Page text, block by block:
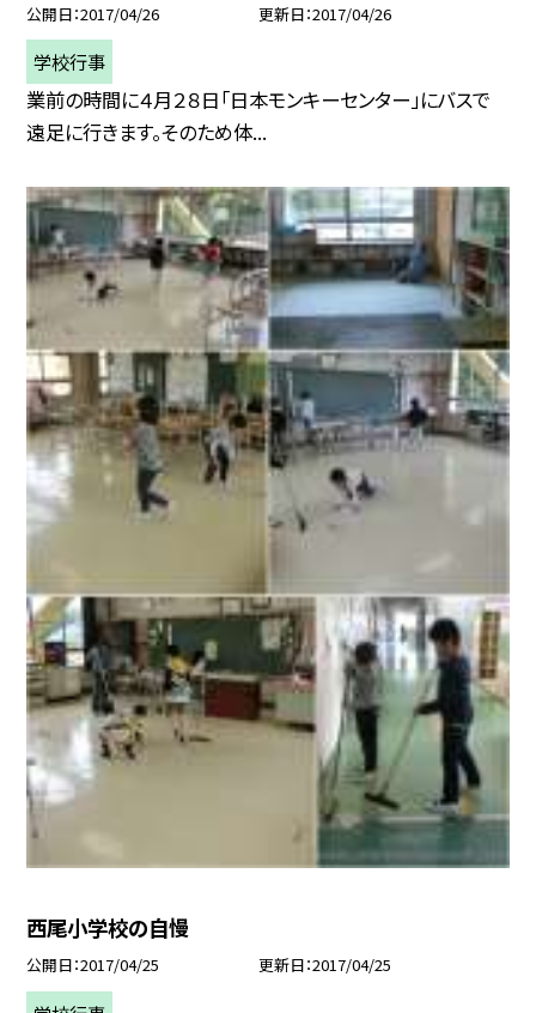
公開日 2017/04/26 更新日 2017/04/26
学校行事
業前の時間に４月２８日「日本モンキーセンター」にバスで
遠足に行きます。そのため体...
西尾小学校の自慢
公開日 2017/04/25 更新日 2017/04/25